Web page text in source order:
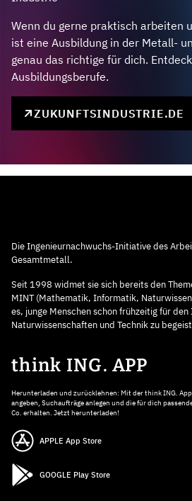
Wenn du gerne praktisch arbeiten
ist eine Ausbildung in der Metall-
genau das richtige für dich.
Ausbildungsberufe.
ZUKUNFTSINDUSTRIE.DE
Die Ingenieurnachwuchs-Initiative des
Gesamtmetall.
Seit 1998 widmet sie sich bereits den
MINT (Mathematik, Informatik,
es, junge Menschen schon frühzeitig für
Naturwissenschaften und Technik zu
think ING. APP
Herunterladen und zurücklehnen: Mit der think ING.
angeben, Suchaufträge anlegen und die für dich
Co. erhalten. Jetzt herunterladen!
APPLE App Store
GOOGLE Play Store